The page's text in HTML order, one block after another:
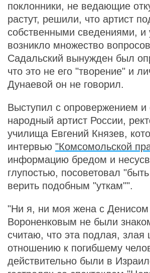
поклонники, не ведающие
растут, решили, что артист
собственными сведениями, и
возникло множество
Садальский вынужден был
что это не его "творение" и
Дунаевой он не говорил.
Выступил с опровержением и
народный артист России,
училища Евгений Князев,
интервью "Комсомольской
информацию бредом и
глупостью, посоветовал
верить подобным "уткам"".
"Ни я, ни моя жена с Денисом
Вороненковым не были
считаю, что эта подлая, злая
отношению к погибшему
действительно были в